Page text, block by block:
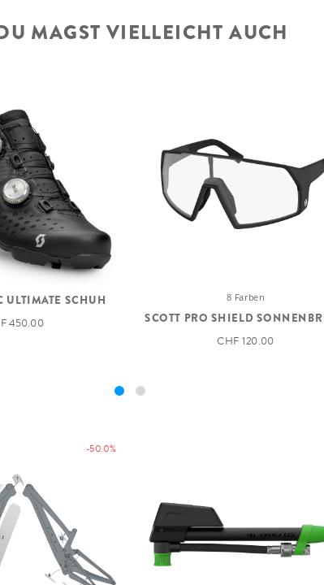
adj.
Control-
120-80-
SATTELSTÜTZE
SATTEL
VORDERREIFEN
MAGST VIELLEICHT AUCH
ULTIMATE SCHUH
450.00
8 Farben
SCOTT PRO SHIELD
CHF 120.00
-50.0%